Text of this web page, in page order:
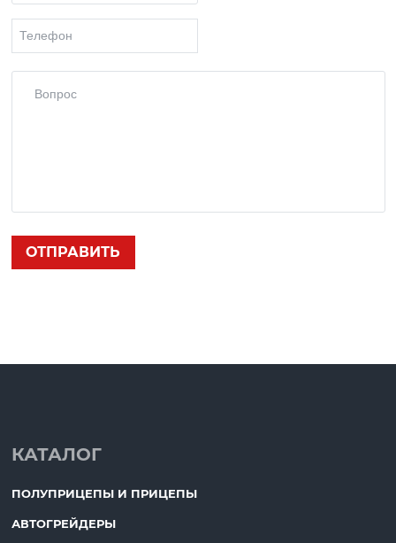
КАТАЛОГ
ПОЛУПРИЦЕПЫ И ПРИЦЕПЫ
АВТОГРЕЙДЕРЫ